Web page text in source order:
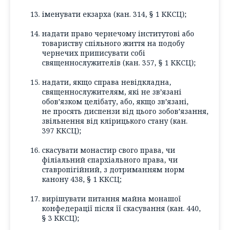
іменувати екзарха (кан. 314, § 1 ККСЦ);
надати право чернечому інститутові або
товариству спільного життя на подобу
чернечих приписувати собі
священнослужителів (кан. 357, § 1 ККСЦ);
надати, якщо справа невідкладна,
священнослужителям, які не зв’язані
обов’язком целібату, або, якщо зв’язані,
не просять диспензи від цього зобов’язання,
звільнення від клірицького стану (кан.
397 ККСЦ);
скасувати монастир свого права, чи
філіальний єпархіального права, чи
ставропігійний, з дотриманням норм
канону 438, § 1 ККСЦ;
вирішувати питання майна монашої
конфедерації після її скасування (кан. 440,
§ 3 ККСЦ);